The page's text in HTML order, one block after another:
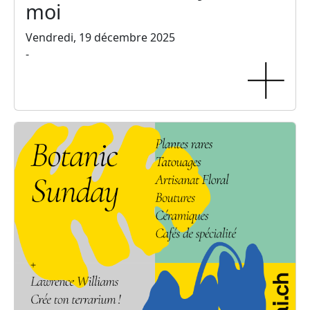
moi
Vendredi, 19 décembre 2025
-